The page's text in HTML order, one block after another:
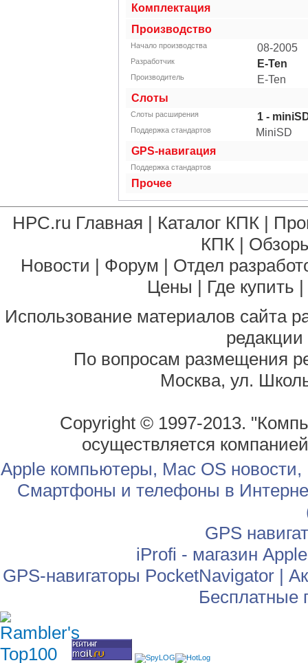
Комплектация
Производство
Начало производства 08-2005
Разработчик E-Ten
Производитель
E-Ten
Слоты
Слоты расширения 1 -
Поддержка стандартов
MiniSD
GPS-навигация
Поддержка стандартов
Прочее
HPC.ru Главная | Каталог КПК |
КПК |
Новости | Форум | Отдел
Цены | Где купить |
Использование материалов сайта
По вопросам размещения
Москва, ул.
Copyright © 1997-2013.
осуществляется
Apple компьютеры, Mac OS
Смартфоны и телефоны в
GPS
iProfi - магазин
GPS-навигаторы PocketNavigator|
Бесплатные